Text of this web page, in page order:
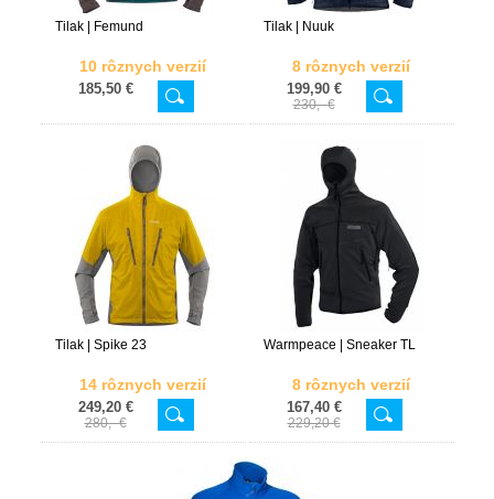
Tilak | Femund
10 rôznych verzií
185,50 €
Tilak | Nuuk
8 rôznych verzií
199,90 €
230,- €
Tilak | Spike 23
14 rôznych verzií
249,20 €
280,- €
Warmpeace | Sneaker TL
8 rôznych verzií
167,40 €
229,20 €